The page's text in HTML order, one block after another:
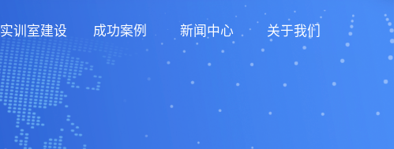
实训室建设 成功案例 新闻中心 关于我们